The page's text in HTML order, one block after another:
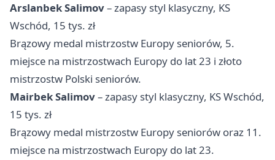
Arslanbek Salimov– zapasy styl klasyczny, KS
Wschód, 15 tys. zł
Brązowy medal mistrzostw Europy seniorów, 5.
miejsce na mistrzostwach Europy do lat 23 i złoto
mistrzostw Polski seniorów.
Mairbek Salimov– zapasy styl klasyczny, KS Wschód,
15 tys. zł
Brązowy medal mistrzostw Europy seniorów oraz 11.
miejsce na mistrzostwach Europy do lat 23.